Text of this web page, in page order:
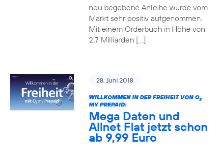
neu begebene Anleihe wurde vom
Markt sehr positiv aufgenommen.
Mit einem Orderbuch in Höhe von
2,7 Milliarden […]
28. Juni 2018
WILLKOMMEN IN DER FREIHEIT VON O2
MY PREPAID:
Mega Daten und
Allnet Flat jetzt schon
ab 9,99 Euro